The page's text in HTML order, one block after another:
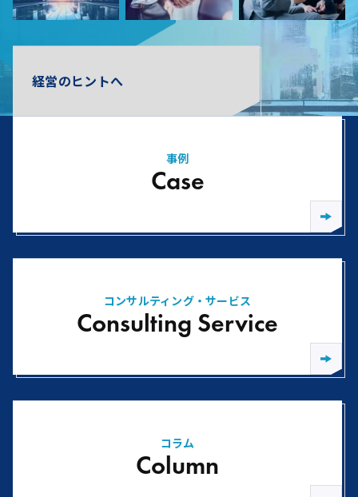
経営のヒントへ
事例
Case
コンサルティング・サービス
Consulting Service
コラム
Column